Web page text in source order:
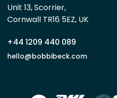
minimum
en
partenaire
commercial
Unit 13, Scorrier,
Cornwall TR16 5EZ, UK
+44 1209 440 089
hello@bobbibeck.com